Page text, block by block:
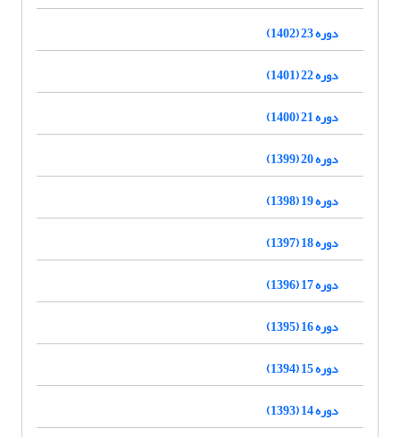
دوره 23 (1402)
دوره 22 (1401)
دوره 21 (1400)
دوره 20 (1399)
دوره 19 (1398)
دوره 18 (1397)
دوره 17 (1396)
دوره 16 (1395)
دوره 15 (1394)
دوره 14 (1393)